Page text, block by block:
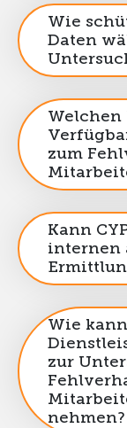
Wie
Daten
zum
Kann
internen
Wie
zur
nehmen?